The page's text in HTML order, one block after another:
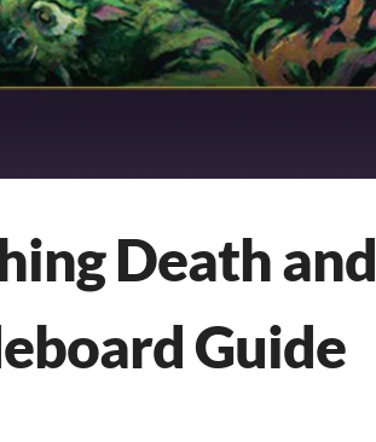
Death and
Guide